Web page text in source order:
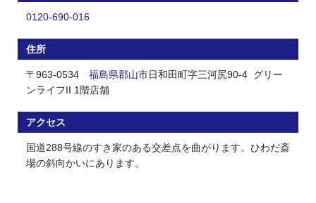
0120-690-016
住所
〒963-0534 福島県郡山市日和田町字三河尻90-4 グリー
ンライフII 1階店舗
アクセス
国道288号線のすき家のある交差点を曲がります。ひわだ斎
場の斜向かいにあります。